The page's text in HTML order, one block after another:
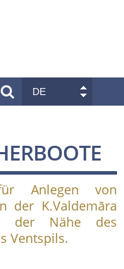
DE
Anlegen von
der K.Valdemāra
Nähe des
Ventspils.